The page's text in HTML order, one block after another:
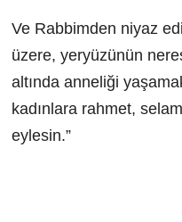
Ve Rabbimden niyaz
üzere, yeryüzünün
altında anneliği
kadınlara rahmet,
eylesin.”